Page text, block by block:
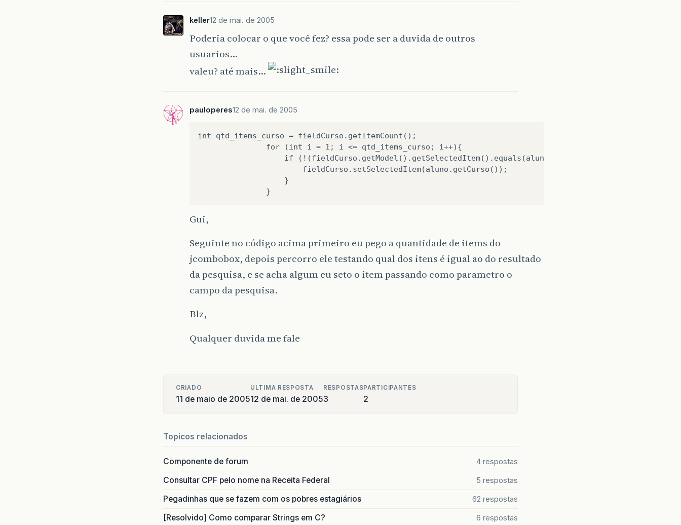
keller12 de mai. de 2005
Poderia colocar o que você fez? essa pode ser a duvida de outros
usuarios…
valeu? até mais…
pauloperes12 de mai. de 2005
int qtd_items_curso = fieldCurso.getItemCount();
               for (int i = 1; i <= qtd_items_curso; i++){
                   if (!(fieldCurso.getModel().getSelectedItem().equals(aluno.getCurso()))){
                       fieldCurso.setSelectedItem(aluno.getCurso());
                   }
Gui,
Seguinte no código acima primeiro eu pego a quantidade de items do
jcombobox, depois percorro ele testando qual dos itens é igual ao do resultado
da pesquisa, e se acha algum eu seto o item passando como parametro o
campo da pesquisa.
Blz,
Qualquer duvida me fale
CRIADO
11 de maio de 2005
ULTIMA RESPOSTA
12 de mai. de 2005
RESPOSTAS
3
PARTICIPANTES
2
Topicos relacionados
Componente de forum 4 respostas
Consultar CPF pelo nome na Receita Federal 5 respostas
Pegadinhas que se fazem com os pobres estagiários 62 respostas
[Resolvido] Como comparar Strings em C? 6 respostas